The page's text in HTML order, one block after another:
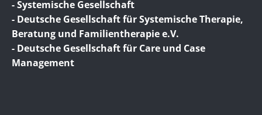
- Systemische Gesellschaft
- Deutsche Gesellschaft für Systemische Therapie,
Beratung und Familientherapie e.V.
- Deutsche Gesellschaft für Care und Case
Management